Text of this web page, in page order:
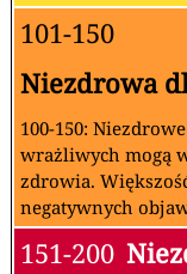
101-150
Niezdrowa
100-150:
wrażliwych mogą
zdrowia.
negatywnych
151-200